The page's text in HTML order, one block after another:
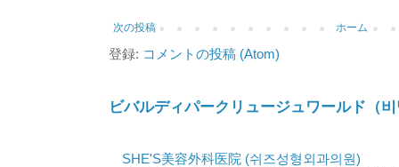
次の投稿 ホーム
登録: コメントの投稿 (Atom)
ビバルディパークリュージュワールド（
SHE'S美容外科医院 (쉬즈성형외과의원)